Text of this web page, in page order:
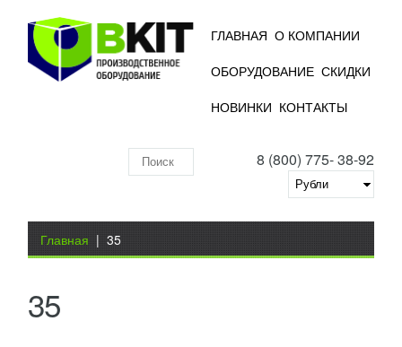
ГЛАВНАЯ О КОМПАНИИ
ОБОРУДОВАНИЕ СКИДКИ
НОВИНКИ КОНТАКТЫ
8 (800) 775- 38-92
складу
Вы здесь
Главная | 35
35
ТЕРМОУСАДОЧНЫЙ ТОННЕЛЬ BS-260
RUB
Термоусадочные машины предназначены для
индивидуальной (штучной) и групповой упаковки
различной продукции в термоусадочную пленку.
ПОДРОБНЕЕ
Добавить в сравнение